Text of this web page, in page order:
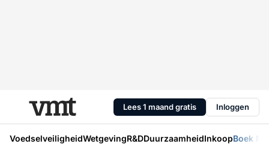
Lees 1 maand gratis Inloggen
VoedselveiligheidWetgevingR&DDuurzaamheidInkoopBoek